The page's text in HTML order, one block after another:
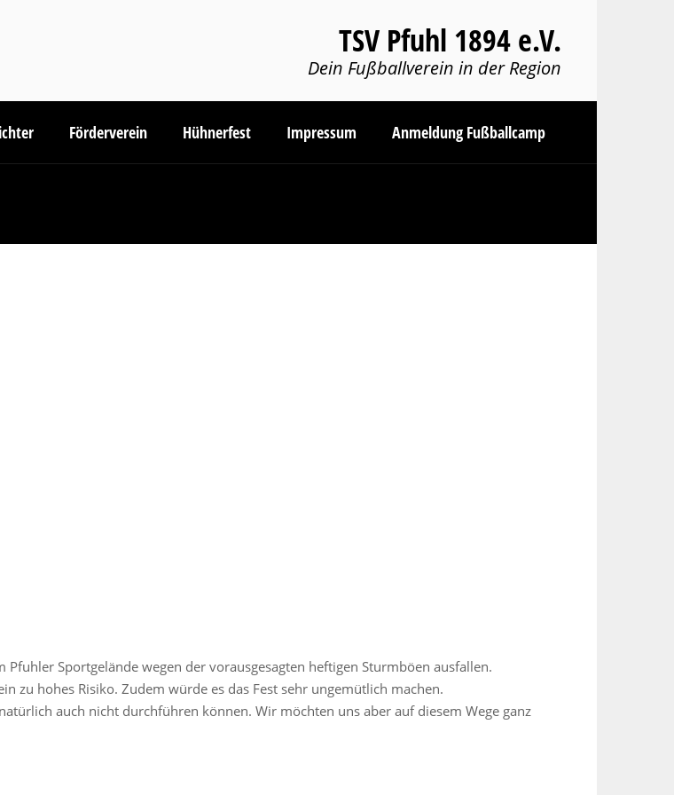
TSV Pfuhl 1894 e.V.
Dein Fußballverein in der Region
Förderverein Hühnerfest Impressum Anmeldung Fußballcamp
Sportgelände wegen der vorausgesagten heftigen Sturmböen ausfallen.
zu hohes Risiko. Zudem würde es das Fest sehr ungemütlich machen.
auch nicht durchführen können. Wir möchten uns aber auf diesem Wege ganz